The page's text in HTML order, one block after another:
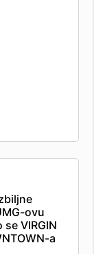
ovu
VIRGIN
a